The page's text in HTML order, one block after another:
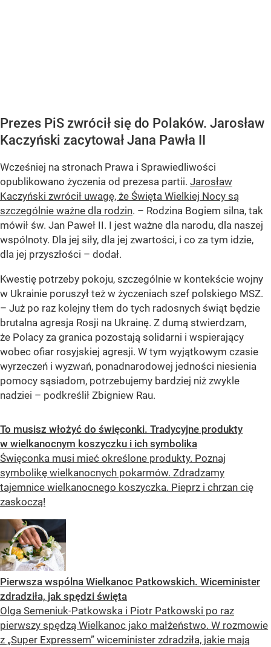
Prezes PiS zwrócił się do Polaków. Jarosław
Kaczyński zacytował Jana Pawła II
Wcześniej na stronach Prawa i Sprawiedliwości
opublikowano życzenia od prezesa partii. Jarosław
Kaczyński zwrócił uwagę, że Święta Wielkiej Nocy są
szczególnie ważne dla rodzin. – Rodzina Bogiem silna, tak
mówił św. Jan Paweł II. I jest ważne dla narodu, dla naszej
wspólnoty. Dla jej siły, dla jej zwartości, i co za tym idzie,
dla jej przyszłości – dodał.
Kwestię potrzeby pokoju, szczególnie w kontekście wojny
w Ukrainie poruszył też w życzeniach szef polskiego MSZ.
– Już po raz kolejny tłem do tych radosnych świąt będzie
brutalna agresja Rosji na Ukrainę. Z dumą stwierdzam,
że Polacy za granica pozostają solidarni i wspierający
wobec ofiar rosyjskiej agresji. W tym wyjątkowym czasie
wyrzeczeń i wyzwań, ponadnarodowej jedności niesienia
pomocy sąsiadom, potrzebujemy bardziej niż zwykle
nadziei – podkreślił Zbigniew Rau.
To musisz włożyć do święconki. Tradycyjne produkty
w wielkanocnym koszyczku i ich symbolika
Święconka musi mieć określone produkty. Poznaj
symbolikę wielkanocnych pokarmów. Zdradzamy
tajemnice wielkanocnego koszyczka. Pieprz i chrzan cię
zaskoczą!
Pierwsza wspólna Wielkanoc Patkowskich. Wiceminister
zdradziła, jak spędzi święta
Olga Semeniuk-Patkowska i Piotr Patkowski po raz
pierwszy spędzą Wielkanoc jako małżeństwo. W rozmowie
z „Super Expressem” wiceminister zdradziła, jakie mają